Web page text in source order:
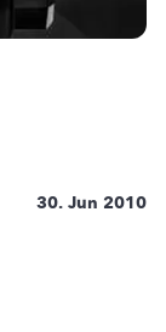
30. Jun 2010